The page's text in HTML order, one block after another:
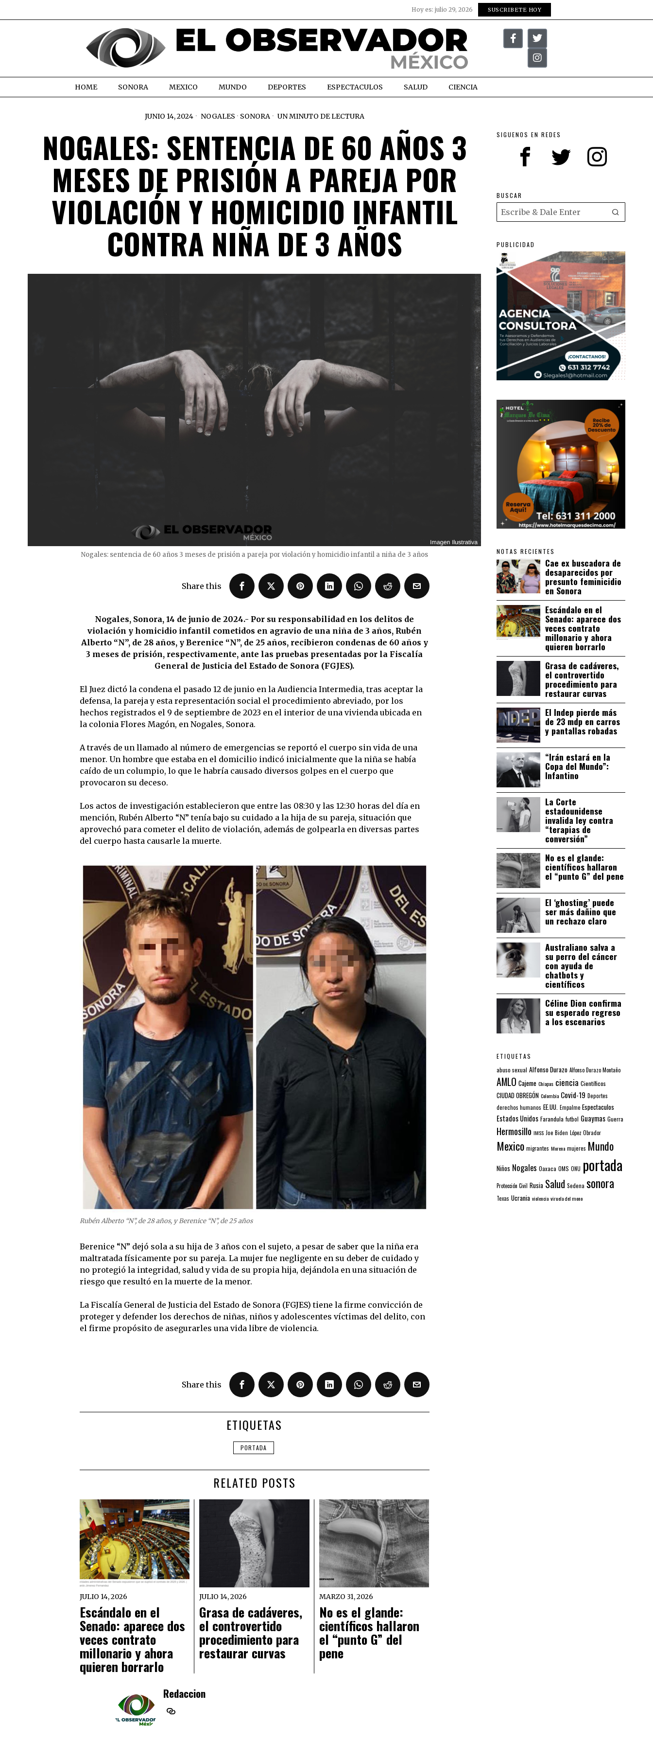
Hoy es: julio 29, 2026 SUSCRIBETE HOY
HOME SONORA MEXICO MUNDO DEPORTES ESPECTACULOS SALUD CIENCIA
JUNIO 14, 2024 NOGALES · SONORA UN MINUTO DE LECTURA
NOGALES: SENTENCIA DE 60 AÑOS 3
MESES DE PRISIÓN A PAREJA POR
VIOLACIÓN Y HOMICIDIO INFANTIL
CONTRA NIÑA DE 3 AÑOS
Nogales: sentencia de 60 años 3 meses de prisión a pareja por violación y homicidio infantil a niña de 3 años
Share this
Nogales, Sonora, 14 de junio de 2024.- Por su responsabilidad en los delitos de
violación y homicidio infantil cometidos en agravio de una niña de 3 años, Rubén
Alberto “N”, de 28 años, y Berenice “N”, de 25 años, recibieron condenas de 60 años y
3 meses de prisión, respectivamente, ante las pruebas presentadas por la Fiscalía
General de Justicia del Estado de Sonora (FGJES).
El Juez dictó la condena el pasado 12 de junio en la Audiencia Intermedia, tras aceptar la
defensa, la pareja y esta representación social el procedimiento abreviado, por los
hechos registrados el 9 de septiembre de 2023 en el interior de una vivienda ubicada en
la colonia Flores Magón, en Nogales, Sonora.
A través de un llamado al número de emergencias se reportó el cuerpo sin vida de una
menor. Un hombre que estaba en el domicilio indicó inicialmente que la niña se había
caído de un columpio, lo que le habría causado diversos golpes en el cuerpo que
provocaron su deceso.
Los actos de investigación establecieron que entre las 08:30 y las 12:30 horas del día en
mención, Rubén Alberto “N” tenía bajo su cuidado a la hija de su pareja, situación que
aprovechó para cometer el delito de violación, además de golpearla en diversas partes
del cuerpo hasta causarle la muerte.
Rubén Alberto “N”, de 28 años, y Berenice “N”, de 25 años
Berenice “N” dejó sola a su hija de 3 años con el sujeto, a pesar de saber que la niña era
maltratada físicamente por su pareja. La mujer fue negligente en su deber de cuidado y
no protegió la integridad, salud y vida de su propia hija, dejándola en una situación de
riesgo que resultó en la muerte de la menor.
La Fiscalía General de Justicia del Estado de Sonora (FGJES) tiene la firme convicción de
proteger y defender los derechos de niñas, niños y adolescentes víctimas del delito, con
el firme propósito de asegurarles una vida libre de violencia.
Share this
ETIQUETAS
PORTADA
RELATED POSTS
JULIO 14, 2026
Escándalo en el
Senado: aparece dos
veces contrato
millonario y ahora
quieren borrarlo
JULIO 14, 2026
Grasa de cadáveres,
el controvertido
procedimiento para
restaurar curvas
MARZO 31, 2026
No es el glande:
científicos hallaron
el “punto G” del
pene
Redaccion
SIGUENOS EN REDES
BUSCAR
PUBLICIDAD
NOTAS RECIENTES
Cae ex buscadora de
desaparecidos por
presunto feminicidio
en Sonora
Escándalo en el
Senado: aparece dos
veces contrato
millonario y ahora
quieren borrarlo
Grasa de cadáveres,
el controvertido
procedimiento para
restaurar curvas
El Indep pierde más
de 23 mdp en carros
y pantallas robadas
“Irán estará en la
Copa del Mundo”:
Infantino
La Corte
estadounidense
invalida ley contra
“terapias de
conversión”
No es el glande:
científicos hallaron
el “punto G” del pene
El ‘ghosting’ puede
ser más dañino que
un rechazo claro
Australiano salva a
su perro del cáncer
con ayuda de
chatbots y
científicos
Céline Dion confirma
su esperado regreso
a los escenarios
ETIQUETAS
abuso sexual Alfonso Durazo Alfonso Durazo Montaño
AMLO Cajeme Chiapas ciencia Científicos
CIUDAD OBREGÓN Colombia Covid-19 Deportes
derechos humanos EE.UU. Empalme Espectaculos
Estados Unidos Farandula futbol Guaymas Guerra
Hermosillo IMSS Joe Biden López Obrador
Mexico migrantes Morena mujeres Mundo
Niños Nogales Oaxaca OMS ONU portada
Protección Civil Rusia Salud Sedena sonora
Texas Ucrania violencia viruela del mono